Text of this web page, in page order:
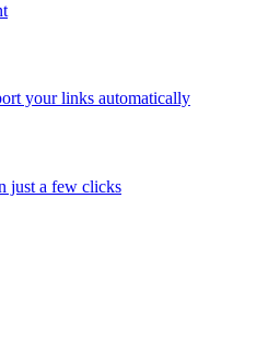
your links automatically
just a few clicks